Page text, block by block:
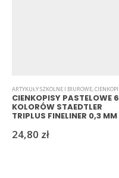
ARTYKUŁY SZKOLNE I BIUROWE,CIENKOPISY
CIENKOPISY PASTELOWE 6
KOLORÓW STAEDTLER
TRIPLUS FINELINER 0,3 MM
24,80 zł